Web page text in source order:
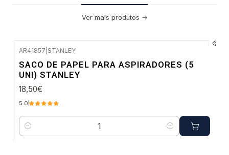
Ver mais produtos
AR41857 STANLEY
SACO DE PAPEL PARA ASPIRADORES (5
UNI) STANLEY
18,50€
5.0
Quantidade